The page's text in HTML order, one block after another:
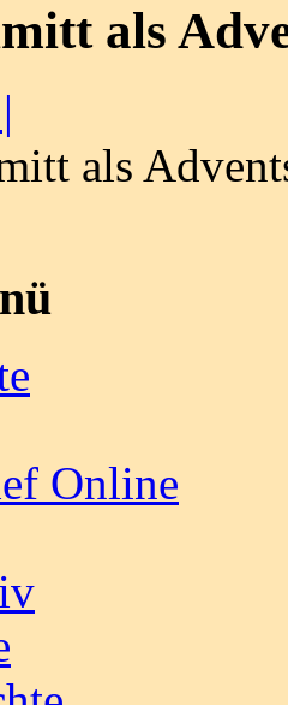
als
als
Online